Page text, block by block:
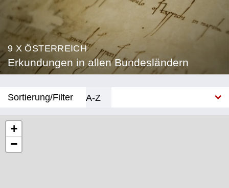
9 X ÖSTERREICH
Erkundungen in allen Bundesländern
Sortierung/Filter
A-Z
+
−